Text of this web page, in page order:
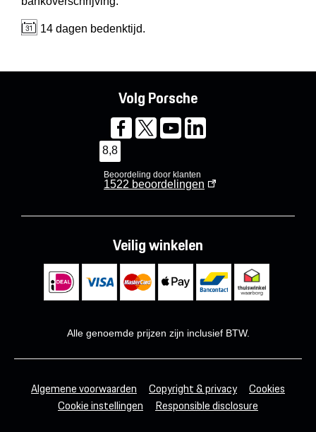
14 dagen bedenktijd.
Volg Porsche
8,8
Beoordeling door klanten
1522 beoordelingen
Veilig winkelen
Alle genoemde prijzen zijn inclusief BTW.
Algemene voorwaarden Copyright & privacy
Cookies
Cookie instellingen
Responsible disclosure